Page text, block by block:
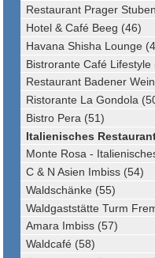
Restaurant Prager
Hotel & Café Beeg (46)
Havana Shisha Lounge
Bistrorante Café Lifestyle
Restaurant Badener
Ristorante La Gondola
Bistro Pera (51)
Italienisches
Monte Rosa -
C & N Asien Imbiss (54)
Waldschänke (55)
Waldgaststätte Turm
Amara Imbiss (57)
Waldcafé (58)